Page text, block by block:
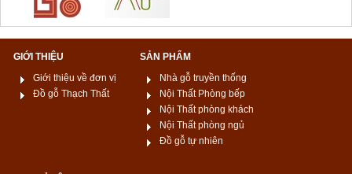
GIỚI THIỆU
Giới thiệu về đơn vị
Đồ gỗ Thạch Thất
SẢN PHẨM
Nhà gỗ truyền thống
Nội Thất Phòng bếp
Nội Thất phòng khách
Nội Thất phòng ngủ
Đồ gỗ tự nhiên